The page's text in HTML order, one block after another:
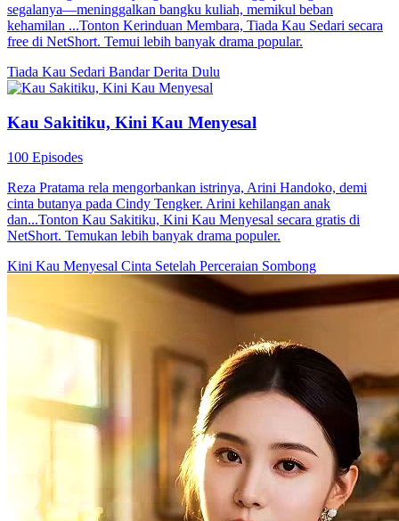
segalanya—meninggalkan bangku kuliah, memikul beban
kehamilan ...Tonton Kerinduan Membara, Tiada Kau Sedari secara
free di NetShort. Temui lebih banyak drama popular.
Tiada Kau Sedari BandarDerita Dulu
Kau Sakitiku, Kini Kau Menyesal
100 Episodes
Reza Pratama rela mengorbankan istrinya, Arini Handoko, demi
cinta butanya pada Cindy Tengker. Arini kehilangan anak
dan...Tonton Kau Sakitiku, Kini Kau Menyesal secara gratis di
NetShort. Temukan lebih banyak drama populer.
Kini Kau Menyesal Cinta Setelah Perceraian Sombong